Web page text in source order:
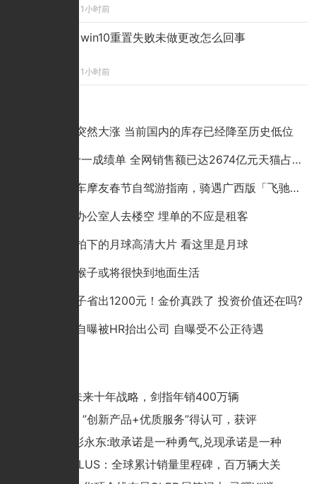
1小时前
win10重置失败未做更改怎么回事
1小时前
铜价为何突然大涨 当前国内的库存已经降至历史低位
2020双十一成绩单 全网销售额已达2674亿元天猫占比超六成
哈啰电动车摩友春节自驾游指南，骑遇广西版「飞驰人生」
成都蛋壳办公室人去楼空 埋单的不应是租客
嫦娥五号拍下的月球高清大片 看这里是月球
研究表明猴子或将很快到地面生活
一个金镯子省出1200元！金价真跌了 投资价值还在吗?
虎牙员工自曝被HR抬出公司 自曝受不公正待遇
零跑发布未来十年战略，剑指年销400万辆
慧博科技：”创新产品+优质服务”得认可，获评
贝壳CEO彭永东:敢承诺是一种勇气,兑现承诺是一种
比亚迪元PLUS：全球累计销量里程碑，百万辆大关